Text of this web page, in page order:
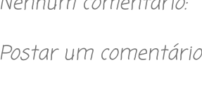
Postar um comentário